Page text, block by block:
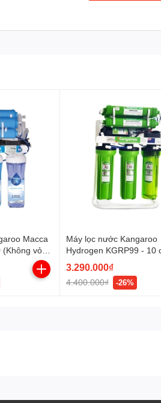
Macca
(Không vỏ
Máy lọc nước Kangaroo
Hydrogen KGRP99 - 10
3.290.000₫
4.400.000₫ -26%